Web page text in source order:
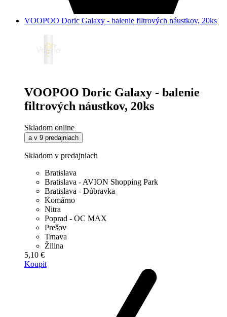
VOOPOO Doric Galaxy - balenie filtrových náustkov, 20ks
VOOPOO Doric Galaxy - balenie
filtrových náustkov, 20ks
Skladom online
a v 9 predajniach
Skladom v predajniach
Bratislava
Bratislava - AVION Shopping Park
Bratislava - Dúbravka
Komárno
Nitra
Poprad - OC MAX
Prešov
Trnava
Žilina
5,10 €
Koupit